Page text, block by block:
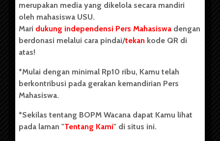
Badan Otonom Pers Mahasiswa (BOPM) Wacana merupakan
pers mahasiswa yang berdiri di luar kampus dan dikelola
secara mandiri oleh mahasiswa Universitas Sumatera Utara
(USU). Sebelumnya BOPM Wacana merupakan salah satu
Unit Kegiatan Mahasiswa (UKM) di Universitas Sumatera
berdiri pada 1 Juli 1995.
Kontribusi
merupakan media yang dikelola secara mandiri
oleh mahasiswa USU.
Mari dukung independensi Pers Mahasiswa dengan
berdonasi melalui cara pindai/tekan kode QR di
atas!
*Mulai dengan minimal Rp10 ribu, Kamu telah
berkontribusi pada gerakan kemandirian Pers
Mahasiswa.
*Sekilas tentang BOPM Wacana dapat Kamu lihat
pada laman "Tentang Kami" di situs ini.